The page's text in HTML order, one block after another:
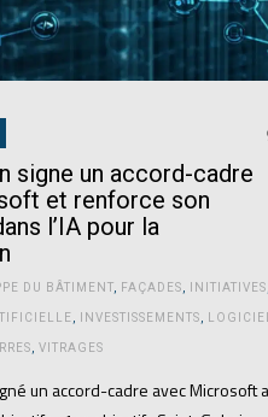
signe un accord-cadre
et renforce son
l’IA pour la
DU BÂTIMENT, FAÇADES, INITIATIVES
, INVESTISSEMENTS,
, VITRAGES
un accord-cadre avec Microsoft